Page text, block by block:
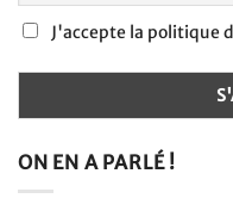
J'accepte la politique
ON EN A PARLÉ !